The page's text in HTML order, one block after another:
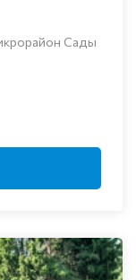
Сады